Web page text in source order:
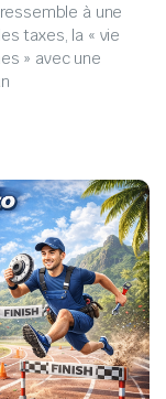
à une
taxes, la « vie
» avec une